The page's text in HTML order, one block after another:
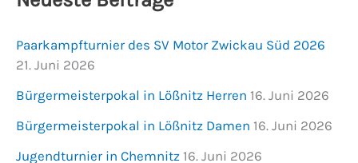
Paarkampfturnier des SV Motor Zwickau Süd 2026
21. Juni 2026
Bürgermeisterpokal in Lößnitz Herren 16. Juni 2026
Bürgermeisterpokal in Lößnitz Damen 16. Juni 2026
Jugendturnier in Chemnitz 16. Juni 2026